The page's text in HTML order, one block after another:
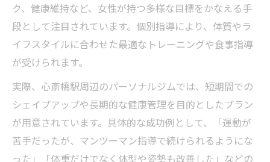
ク、健康維持など、女性が持つ多様な目標をかなえる手
段として注目されています。個別指導により、体質やラ
イフスタイルに合わせた最適なトレーニングや食事指導
が受けられます。
実際、心斎橋駅周辺のパーソナルジムでは、短期間での
シェイプアップや長期的な健康管理を目的としたプラン
が用意されています。具体的な成功例として、「運動が
苦手だったが、マンツーマン指導で続けられるようにな
った」「体重だけでなく体型や姿勢も改善した」などの